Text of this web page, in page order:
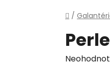
Domov
/
Priemerné